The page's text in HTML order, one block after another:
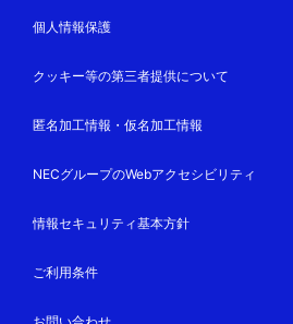
個人情報保護
クッキー等の第三者提供について
匿名加工情報・仮名加工情報
NECグループのWebアクセシビリティ
情報セキュリティ基本方針
ご利用条件